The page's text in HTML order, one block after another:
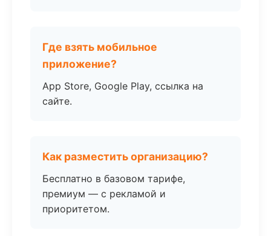
Где взять мобильное
приложение?
App Store, Google Play, ссылка на
сайте.
Как разместить организацию?
Бесплатно в базовом тарифе,
премиум — с рекламой и
приоритетом.